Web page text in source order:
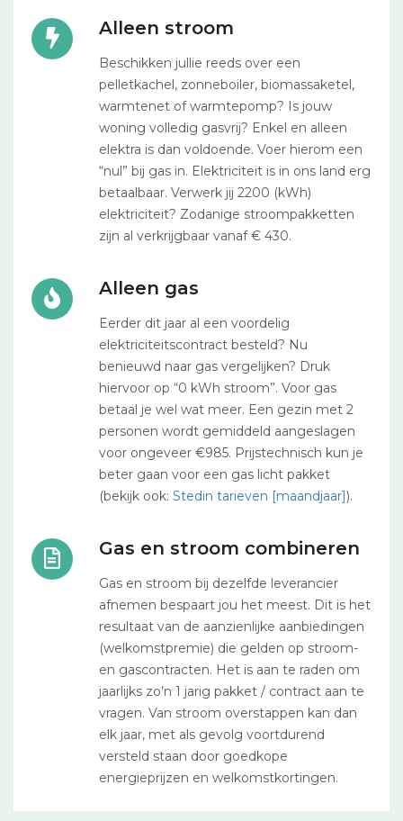
Alleen stroom
Beschikken jullie reeds over een
pelletkachel, zonneboiler, biomassaketel,
warmtenet of warmtepomp? Is jouw
woning volledig gasvrij? Enkel en alleen
elektra is dan voldoende. Voer hierom een
“nul” bij gas in. Elektriciteit is in ons land erg
betaalbaar. Verwerk jij 2200 (kWh)
elektriciteit? Zodanige stroompakketten
zijn al verkrijgbaar vanaf € 430.
Alleen gas
Eerder dit jaar al een voordelig
elektriciteitscontract besteld? Nu
benieuwd naar gas vergelijken? Druk
hiervoor op “0 kWh stroom”. Voor gas
betaal je wel wat meer. Een gezin met 2
personen wordt gemiddeld aangeslagen
voor ongeveer €985. Prijstechnisch kun je
beter gaan voor een gas licht pakket
(bekijk ook: Stedin tarieven [maandjaar]).
Gas en stroom combineren
Gas en stroom bij dezelfde leverancier
afnemen bespaart jou het meest. Dit is het
resultaat van de aanzienlijke aanbiedingen
(welkomstpremie) die gelden op stroom-
en gascontracten. Het is aan te raden om
jaarlijks zo’n 1 jarig pakket / contract aan te
vragen. Van stroom overstappen kan dan
elk jaar, met als gevolg voortdurend
versteld staan door goedkope
energieprijzen en welkomstkortingen.